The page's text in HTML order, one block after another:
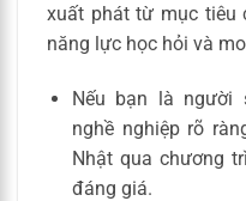
xuất phát từ mục tiêu
năng lực học hỏi và
Nếu bạn là người
nghề nghiệp rõ
Nhật qua chương
đáng giá.